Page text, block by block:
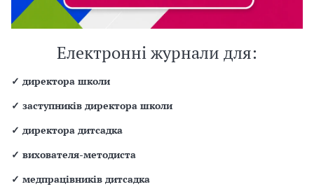
Електронні журнали для:
✓ директора школи
✓ заступників директора школи
✓ директора дитсадка
✓ вихователя-методиста
✓ медпрацівників дитсадка